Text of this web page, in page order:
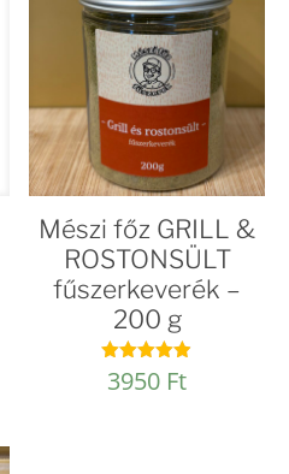
Mészi főz GRILL &
ROSTONSÜLT
fűszerkeverék –
200 g
Értékelés:
4.90
3950 Ft